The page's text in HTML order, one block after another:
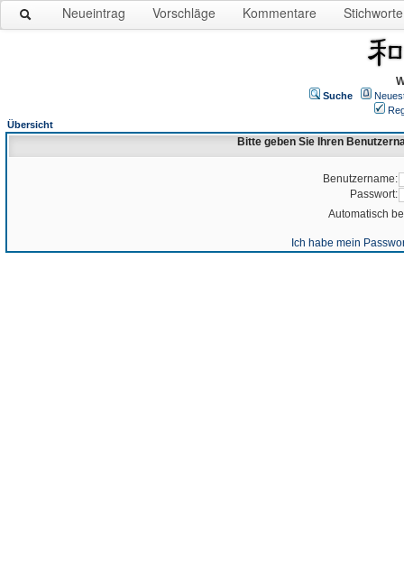
Neueintrag Vorschläge Kommentare Stichworte
Suche
Übersicht
Bitte geben Sie Ihren
Benutzername:
Passwort:
Automatisch
Ich habe mein